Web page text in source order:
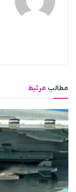
مطالب مرتبط